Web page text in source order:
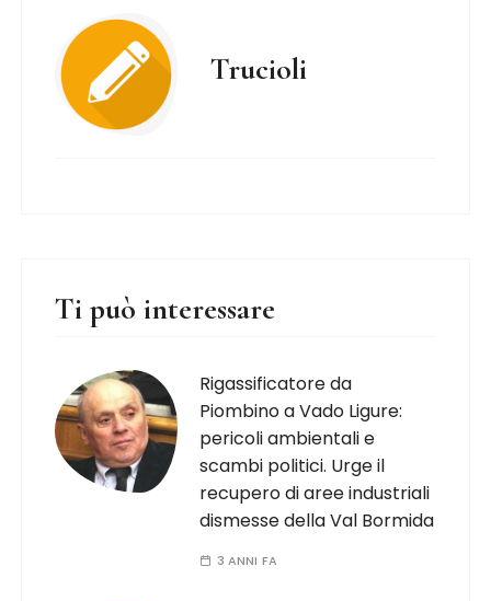
Trucioli
Ti può interessare
Rigassificatore da
Piombino a Vado Ligure:
pericoli ambientali e
scambi politici. Urge il
recupero di aree industriali
dismesse della Val Bormida
3 ANNI FA